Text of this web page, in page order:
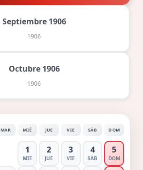
Septiembre 1906
1906
Octubre 1906
1906
MAR MIÉ JUE VIE SÁB DOM
1
MIE
2
JUE
3
VIE
4
SAB
5
DOM